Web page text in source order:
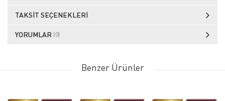
TAKSIT SEÇENEKLERI
YORUMLAR (0)
Benzer Ürünler